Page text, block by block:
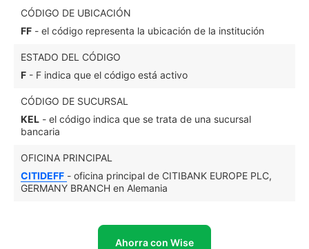
CÓDIGO DE UBICACIÓN
FF - el código representa la ubicación de la institución
ESTADO DEL CÓDIGO
F - F indica que el código está activo
CÓDIGO DE SUCURSAL
KEL - el código indica que se trata de una sucursal
bancaria
OFICINA PRINCIPAL
CITIDEFF - oficina principal de CITIBANK EUROPE PLC,
GERMANY BRANCH en Alemania
Ahorra con Wise